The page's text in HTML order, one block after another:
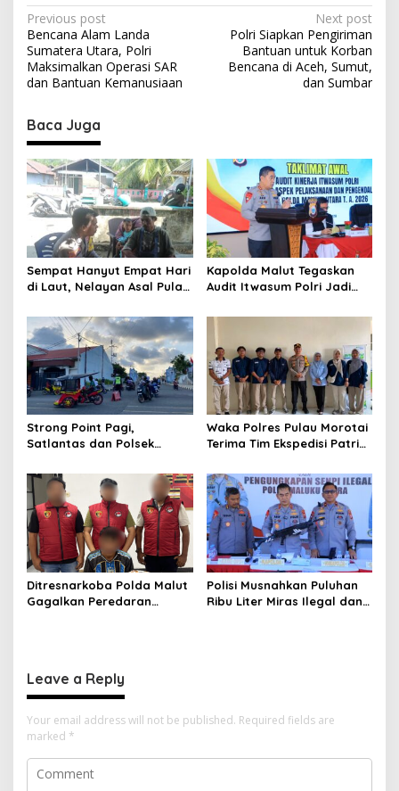
P
o
s
t
n
a
v
i
g
a
t
i
o
n
Previous post
Bencana Alam Landa
Sumatera Utara, Polri
Maksimalkan Operasi SAR
dan Bantuan Kemanusiaan
Next post
Polri Siapkan Pengiriman
Bantuan untuk Korban
Bencana di Aceh, Sumut,
dan Sumbar
Baca Juga
Sempat Hanyut Empat Hari
di Laut, Nelayan Asal Pulau
Pantai Tawakali Morotai
Utara
Kapolda Malut Tegaskan
Audit Itwasum Polri Jadi
Akuntabilitas dan Kinerja
Strong Point Pagi,
Satlantas dan Polsek
Hadir Wujudkan Keamanan
serta Keselamatan Berlalu
Lintas
Waka Polres Pulau Morotai
Terima Tim Ekspedisi Patriot
Pengabdian dan Riset di
Wilayah Morotai
Ditresnarkoba Polda Malut
Gagalkan Peredaran
Polisi Musnahkan Puluhan
Ribu Liter Miras Ilegal dan
Leave a Reply
Your email address will not be published. Required fields are
marked *